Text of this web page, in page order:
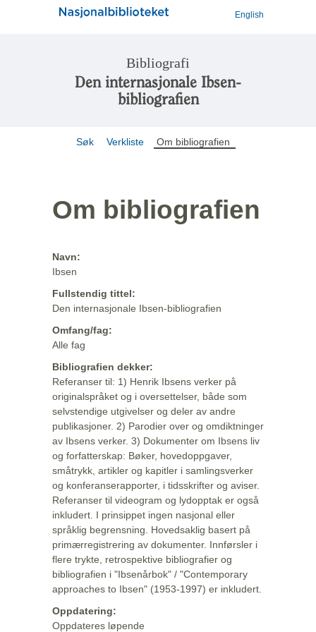
English
Bibliografi
Den internasjonale Ibsen-
bibliografien
Søk Verkliste Om bibliografien
Om bibliografien
Navn:
Ibsen
Fullstendig tittel:
Den internasjonale Ibsen-bibliografien
Omfang/fag:
Alle fag
Bibliografien dekker:
Referanser til: 1) Henrik Ibsens verker på
originalspråket og i oversettelser, både som
selvstendige utgivelser og deler av andre
publikasjoner. 2) Parodier over og omdiktninger
av Ibsens verker. 3) Dokumenter om Ibsens liv
og forfatterskap: Bøker, hovedoppgaver,
småtrykk, artikler og kapitler i samlingsverker
og konferanserapporter, i tidsskrifter og aviser.
Referanser til videogram og lydopptak er også
inkludert. I prinsippet ingen nasjonal eller
språklig begrensning. Hovedsaklig basert på
primærregistrering av dokumenter. Innførsler i
flere trykte, retrospektive bibliografier og
bibliografien i "Ibsenårbok" / "Contemporary
approaches to Ibsen" (1953-1997) er inkludert.
Oppdatering:
Oppdateres løpende